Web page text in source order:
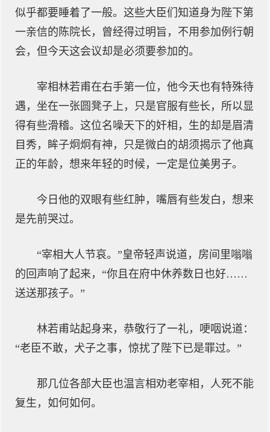
似乎都要睡着了一般。这些大臣们知道身为陛下第
一亲信的陈院长，曾经得过明旨，不用参加例行朝
会，但今天这会议却是必须要参加的。
宰相林若甫在右手第一位，他今天也有特殊待
遇，坐在一张圆凳子上，只是官服有些长，所以显
得有些滑稽。这位名噪天下的奸相，生的却是眉清
目秀，眸子炯炯有神，只是微白的胡须揭示了他真
正的年龄，想来年轻的时候，一定是位美男子。
今日他的双眼有些红肿，嘴唇有些发白，想来
是先前哭过。
“宰相大人节哀。”皇帝轻声说道，房间里嗡嗡
的回声响了起来，“你且在府中休养数日也好……
送送那孩子。”
林若甫站起身来，恭敬行了一礼，哽咽说道：
“老臣不敢，犬子之事，惊扰了陛下已是罪过。”
那几位各部大臣也温言相劝老宰相，人死不能
复生，如何如何。